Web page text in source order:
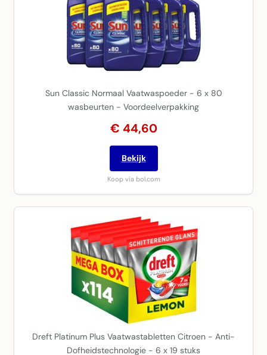
Sun Classic Normaal Vaatwaspoeder - 6 x 80
wasbeurten - Voordeelverpakking
€ 44,60
Bekijk
Koop via bol.com
Dreft Platinum Plus Vaatwastabletten Citroen - Anti-
Dofheidstechnologie - 6 x 19 stuks